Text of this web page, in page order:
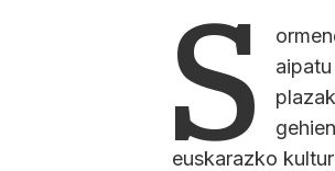
S
euskarazko